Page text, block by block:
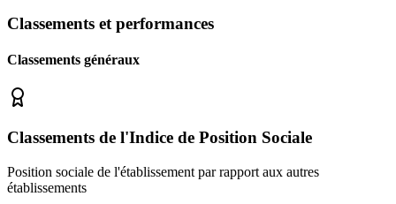
Classements et performances
Classements généraux
Classements de l'Indice de Position Sociale
Position sociale de l'établissement par rapport aux autres
établissements